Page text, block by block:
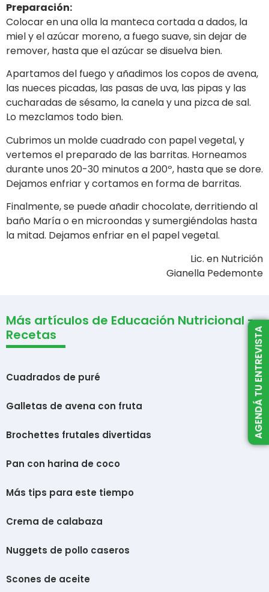
Preparación:
Colocar en una olla la manteca cortada a dados, la
miel y el azúcar moreno, a fuego suave, sin dejar de
remover, hasta que el azúcar se disuelva bien.
Apartamos del fuego y añadimos los copos de avena,
las nueces picadas, las pasas de uva, las pipas y las
cucharadas de sésamo, la canela y una pizca de sal.
Lo mezclamos todo bien.
Cubrimos un molde cuadrado con papel vegetal, y
vertemos el preparado de las barritas. Horneamos
durante unos 20-30 minutos a 200º, hasta que se dore.
Dejamos enfriar y cortamos en forma de barritas.
Finalmente, se puede añadir chocolate, derritiendo al
baño María o en microondas y sumergiéndolas hasta
la mitad. Dejamos enfriar en el papel vegetal.
Lic. en Nutrición
Gianella Pedemonte
Más artículos de Educación Nutricional -
Recetas
Cuadrados de puré
Galletas de avena con fruta
Brochettes frutales divertidas
Pan con harina de coco
Más tips para este tiempo
Crema de calabaza
Nuggets de pollo caseros
Scones de aceite
AGENDÁ TU ENTREVISTA